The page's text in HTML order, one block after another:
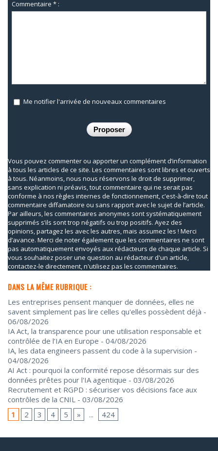
Commentaire * :
Me notifier l'arrivée de nouveaux commentaires
Vous pouvez commenter ou apporter un complément d’information
à tous les articles de ce site. Les commentaires sont libres et ouverts
à tous. Néanmoins, nous nous réservons le droit de supprimer,
sans explication ni préavis, tout commentaire qui ne serait pas
conforme à nos règles internes de fonctionnement, c'est-à-dire tout
commentaire diffamatoire ou sans rapport avec le sujet de l’article.
Par ailleurs, les commentaires anonymes sont systématiquement
supprimés s’ils sont trop négatifs ou trop positifs. Ayez des
opinions, partagez les avec les autres, mais assumez les ! Merci
d’avance. Merci de noter également que les commentaires ne sont
pas automatiquement envoyés aux rédacteurs de chaque article. Si
vous souhaitez poser une question au rédacteur d'un article,
contactez-le directement, n'utilisez pas les commentaires.
DANS LA MÊME RUBRIQUE :
Les entreprises pensent manquer de données, elles ne
savent simplement pas lire celles qu'elles possèdent déjà -
06/08/2026
IA Act, la transparence pour une utilisation responsable et
contrôlée de l’IA en Europe - 04/08/2026
IA, les data engineers passent du code à la supervision -
04/08/2026
AI Act : pourquoi la conformité repose désormais sur des
données prêtes pour l'IA agentique - 03/08/2026
Recrutement et RGPD : sécuriser vos décisions face aux
contrôles de la CNIL - 03/08/2026
1
2 3 4 5 » ... 424